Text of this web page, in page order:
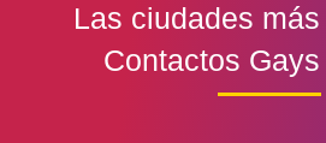
Las ciudades
Contactos